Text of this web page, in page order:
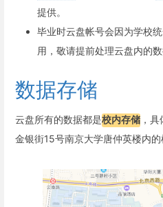
提供。
毕业时云盘帐号会因为学校
用，敬请提前处理云盘内的数
数据存储
云盘所有的数据都是校内存储 ，
金银街15号南京大学唐仲英楼内的